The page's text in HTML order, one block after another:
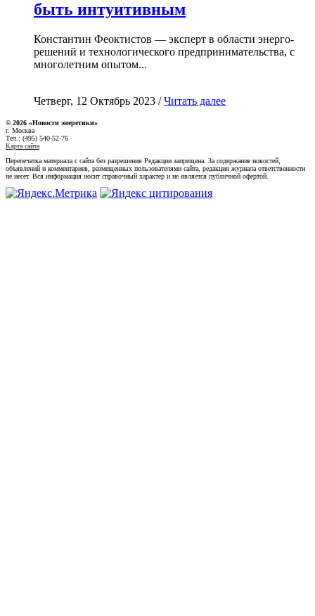
быть интуитивным
Константин Феоктистов — эксперт в области энерго-
решений и технологического предпринимательства, с
многолетним опытом...
Четверг, 12 Октябрь 2023 /Читать далее
© 2026 «Новости энеретики»
г. Москва
Тел.: (495) 540-52-76
Карта сайта
Перепечатка материала с сайта без разрешения Редакции запрещена. За содержание новостей,
объявлений и комментариев, размещенных пользователями сайта, редакция журнала ответственности
не несет. Вся информация носит справочный характер и не является публичной офертой.